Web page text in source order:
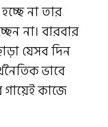
না তার
না। বারবার
যেসব দিন
ভাবে
কাজে